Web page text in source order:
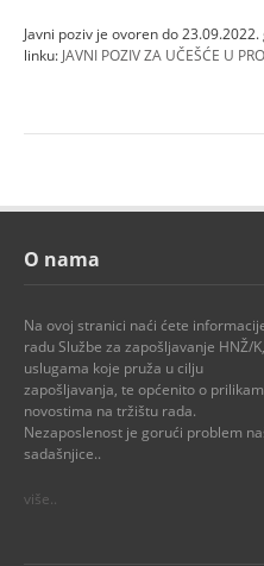
Javni poziv je ovoren do
linku: JAVNI POZIV ZA UČEŠĆE U
O nama
Na ovoj stranici naći ćete
radu Službe za zapošljavanje HNŽ/K,
uslugama koje pruža u cilju
zapošljavanja, te općenito o
novostima na tržištu rada.
Nezaposlenost je gorući problem
sadašnjice..
više..